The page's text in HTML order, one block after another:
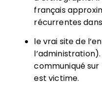
français
récurrentes
le vrai site de
communiqué
est victime.